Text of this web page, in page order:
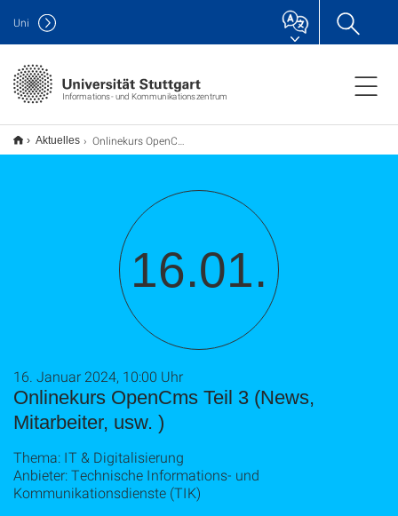
Informations- und Kommunikationszentrum
Uni
Aktuelles Onlinekurs OpenCms Teil 3 (News, Mitarbeiter, usw. )
16.01.
Onlinekurs OpenCms Teil 3 (News,
Mitarbeiter, usw. )
16. Januar 2024, 10:00 Uhr
Thema: IT & Digitalisierung
Anbieter: Technische Informations- und
Kommunikationsdienste (TIK)